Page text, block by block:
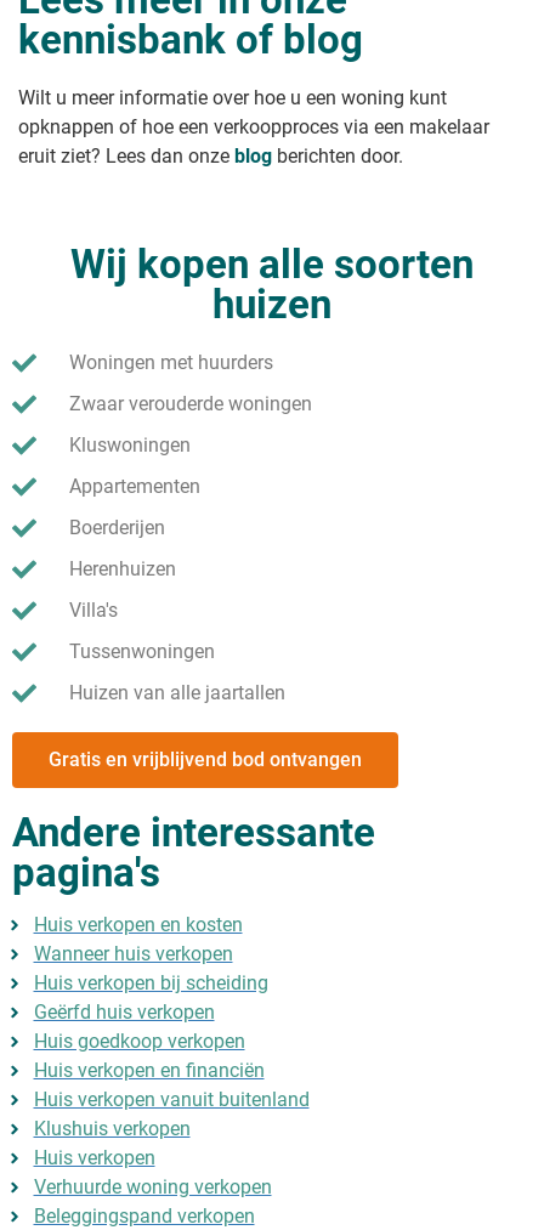
Een recreatiewoning verkopen waar
je permanent mag wonen
Onbewoond huis verkopen
Klushuis verkopen
kennisbank of blog
Wilt u meer informatie over hoe u een woning kunt
opknappen of hoe een verkoopproces via een makelaar
eruit ziet? Lees dan onze blog berichten door.
Wij kopen alle soorten
huizen
Woningen met huurders
Zwaar verouderde woningen
Kluswoningen
Appartementen
Boerderijen
Herenhuizen
Villa's
Tussenwoningen
Huizen van alle jaartallen
Gratis en vrijblijvend bod ontvangen
Andere interessante
pagina's
Huis verkopen en kosten
Wanneer huis verkopen
Huis verkopen bij scheiding
Geërfd huis verkopen
Huis goedkoop verkopen
Huis verkopen en financiën
Huis verkopen vanuit buitenland
Klushuis verkopen
Huis verkopen
Verhuurde woning verkopen
Beleggingspand verkopen